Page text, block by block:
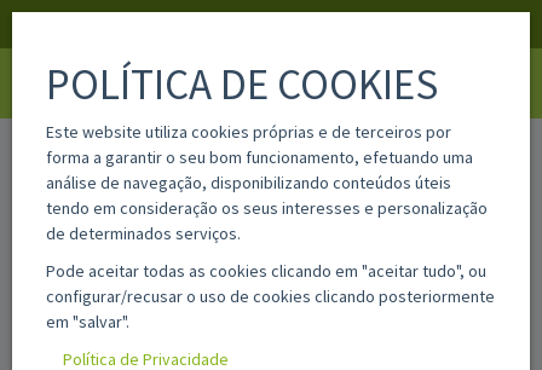
home 45862820
POLÍTICA DE COOKIES
Este website utiliza cookies próprias e de terceiros por
forma a garantir o seu bom funcionamento, efetuando uma
análise de navegação, disponibilizando conteúdos úteis
tendo em consideração os seus interesses e personalização
de determinados serviços.
Pode aceitar todas as cookies clicando em "aceitar tudo", ou
configurar/recusar o uso de cookies clicando posteriormente
em "salvar".
Política de Privacidade